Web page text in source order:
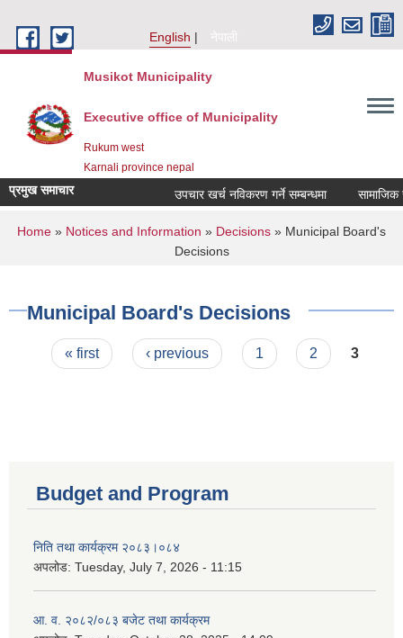
English
नेपाली
Musikot Municipality
Executive office of Municipality
Rukum west
Karnali province nepal
प्रमुख समाचार उपचार खर्च नविकरण गर्ने सम्बन्धमा
You are here
Home » Notices and Information » Decisions » Municipal Board's
Decisions
Municipal Board's Decisions
Pages
« first ‹ previous 1 2 3
Budget and Program
निति तथा कार्यक्रम २०८३।०८४
अपलोड: Tuesday, July 7, 2026 - 11:15
आ. व. २०८२/०८३ बजेट तथा कार्यक्रम